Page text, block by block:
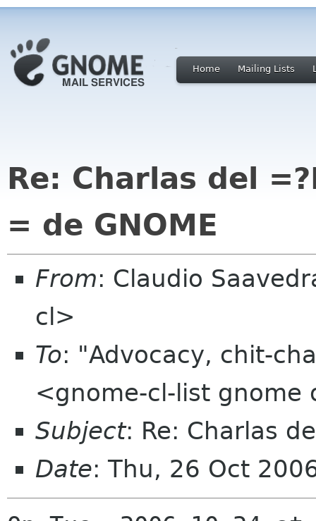
Home Mailing Lists
Re: Charlas del
= de GNOME
From: Claudio
cl>
To: "Advocacy, chit-
<gnome-cl-list gnome
Subject: Re: Charlas
Date: Thu, 26 Oct